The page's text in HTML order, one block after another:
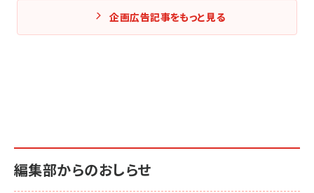
企画広告記事をもっと見る
編集部からのおしらせ